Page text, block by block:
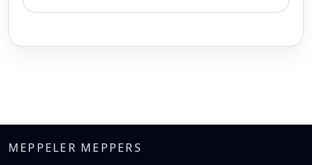
MEPPELER MEPPERS